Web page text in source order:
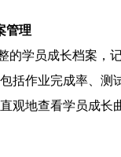
管理
学员成长档案，
括作业完成率、测
观地查看学员成长